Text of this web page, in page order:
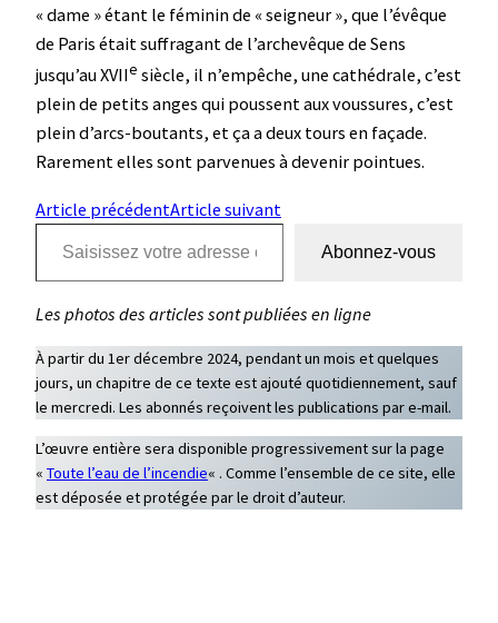
« dame » étant le féminin de « seigneur », que l’évêque
de Paris était suffragant de l’archevêque de Sens
jusqu’au XVIIe siècle, il n’empêche, une cathédrale, c’est
plein de petits anges qui poussent aux voussures, c’est
plein d’arcs-boutants, et ça a deux tours en façade.
Rarement elles sont parvenues à devenir pointues.
Article précédentArticle suivant
Saisissez votre adresse e-mail…
Abonnez-vous
Les photos des articles sont publiées en ligne
À partir du 1er décembre 2024, pendant un mois et quelques
jours, un chapitre de ce texte est ajouté quotidiennement, sauf
le mercredi. Les abonnés reçoivent les publications par e-mail.
L’œuvre entière sera disponible progressivement sur la page
« Toute l’eau de l’incendie« . Comme l’ensemble de ce site, elle
est déposée et protégée par le droit d’auteur.